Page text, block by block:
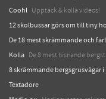
Coohl Upptäck & kolla videos!
12 skolbussar görs om till tiny
De 18 mest skrämmande och
Kolla De 8 mest hisnande
8 skrämmande bergsgrusvägar
Textadore